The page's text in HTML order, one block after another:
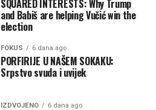
SQUARED INTERESTS: Why Trump
and Babiš are helping Vučić win the
election
FOKUS 6 dana ago
PORFIRIJE U NAŠEM SOKAKU:
Srpstvo svuda i uvijek
IZDVOJENO 6 dana ago